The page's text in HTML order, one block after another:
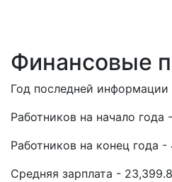
Финансовые
Год последней информации
Работников на начало года
Работников на конец года -
Средняя зарплата -